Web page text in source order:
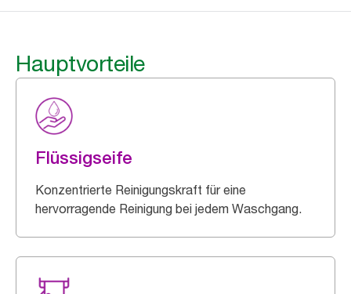
Hauptvorteile
Flüssigseife
Konzentrierte Reinigungskraft für eine
hervorragende Reinigung bei jedem Waschgang.